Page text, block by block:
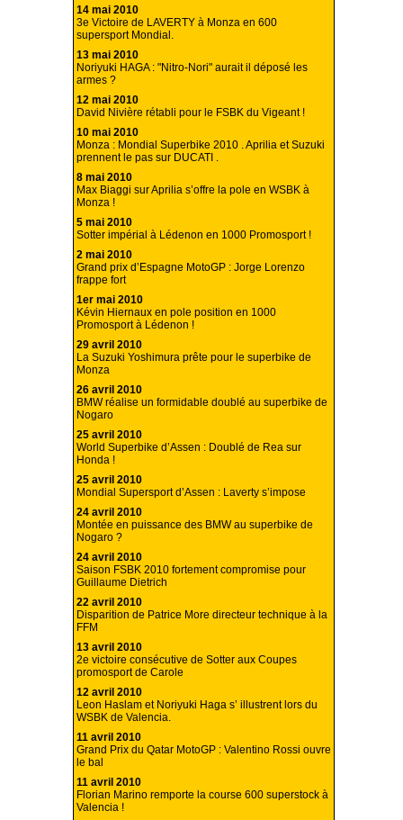
14 mai 2010
3e Victoire de LAVERTY à Monza en 600
supersport Mondial.
13 mai 2010
Noriyuki HAGA : "Nitro-Nori" aurait il déposé les
armes ?
12 mai 2010
David Nivière rétabli pour le FSBK du Vigeant !
10 mai 2010
Monza : Mondial Superbike 2010 . Aprilia et Suzuki
prennent le pas sur DUCATI .
8 mai 2010
Max Biaggi sur Aprilia s’offre la pole en WSBK à
Monza !
5 mai 2010
Sotter impérial à Lédenon en 1000 Promosport !
2 mai 2010
Grand prix d’Espagne MotoGP : Jorge Lorenzo
frappe fort
1er mai 2010
Kévin Hiernaux en pole position en 1000
Promosport à Lédenon !
29 avril 2010
La Suzuki Yoshimura prête pour le superbike de
Monza
26 avril 2010
BMW réalise un formidable doublé au superbike de
Nogaro
25 avril 2010
World Superbike d’Assen : Doublé de Rea sur
Honda !
25 avril 2010
Mondial Supersport d’Assen : Laverty s’impose
24 avril 2010
Montée en puissance des BMW au superbike de
Nogaro ?
24 avril 2010
Saison FSBK 2010 fortement compromise pour
Guillaume Dietrich
22 avril 2010
Disparition de Patrice More directeur technique à la
FFM
13 avril 2010
2e victoire consécutive de Sotter aux Coupes
promosport de Carole
12 avril 2010
Leon Haslam et Noriyuki Haga s’ illustrent lors du
WSBK de Valencia.
11 avril 2010
Grand Prix du Qatar MotoGP : Valentino Rossi ouvre
le bal
11 avril 2010
Florian Marino remporte la course 600 superstock à
Valencia !